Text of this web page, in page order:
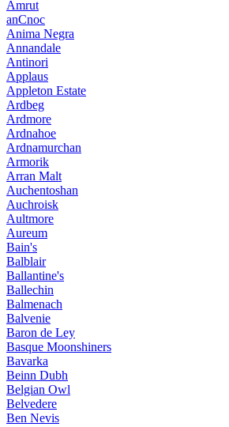
Amrut
anCnoc
Anima Negra
Annandale
Antinori
Applaus
Appleton Estate
Ardbeg
Ardmore
Ardnahoe
Ardnamurchan
Armorik
Arran Malt
Auchentoshan
Auchroisk
Aultmore
Aureum
Bain's
Balblair
Ballantine's
Ballechin
Balmenach
Balvenie
Baron de Ley
Basque Moonshiners
Bavarka
Beinn Dubh
Belgian Owl
Belvedere
Ben Nevis